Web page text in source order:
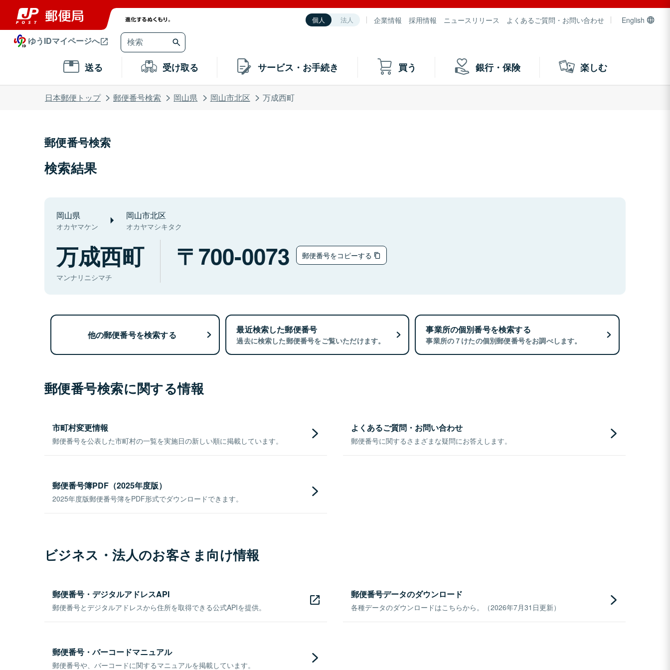
個人 法人 企業情報 採用情報 ニュースリリース よくあるご質問・お問い合わせ English
ゆうIDマイページへ
送る 受け取る サービス・お手続き 買う 銀行・保険 楽しむ
日本郵便トップ 郵便番号検索 岡山県 岡山市北区 万成西町
郵便番号検索
検索結果
岡山県
オカヤマケン
岡山市北区
オカヤマシキタク
万成西町
マンナリニシマチ
700-0073 郵便番号をコピーする
他の郵便番号を検索する 最近検索した郵便番号
過去に検索した郵便番号をご覧いただけます。
事業所の個別番号を検索する
事業所の７けたの個別郵便番号をお調べします。
郵便番号検索に関する情報
市町村変更情報
郵便番号を公表した市町村の一覧を実施日の新しい順に掲載しています。
よくあるご質問・お問い合わせ
郵便番号に関するさまざまな疑問にお答えします。
郵便番号簿PDF（2025年度版）
2025年度版郵便番号簿をPDF形式でダウンロードできます。
ビジネス・法人のお客さま向け情報
郵便番号・デジタルアドレスAPI
郵便番号とデジタルアドレスから住所を取得できる公式APIを提供。
郵便番号データのダウンロード
各種データのダウンロードはこちらから。（2026年7月31日更新）
郵便番号・バーコードマニュアル
郵便番号や、バーコードに関するマニュアルを掲載しています。